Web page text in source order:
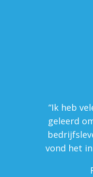
“Ik heb
geleerd
vond het